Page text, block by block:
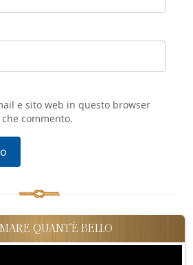
e sito web in questo browser
commento.
QUANT'È BELLO